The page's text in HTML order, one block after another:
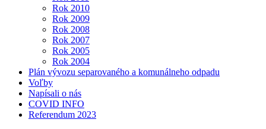
Rok 2010
Rok 2009
Rok 2008
Rok 2007
Rok 2005
Rok 2004
Plán vývozu separovaného a komunálneho odpadu
Voľby
Napísali o nás
COVID INFO
Referendum 2023